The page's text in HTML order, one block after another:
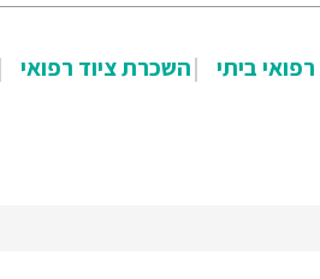
ביתי
השכרת ציוד רפואי